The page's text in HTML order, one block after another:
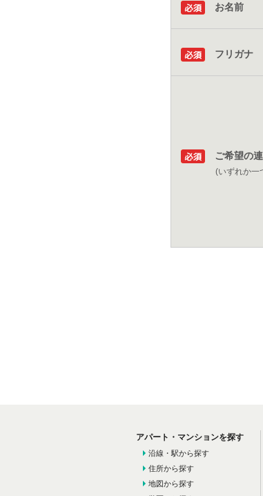
お名前
フリガナ
ご希望の
(いずれか一
アパート・マンションを探す
沿線・駅から探す
住所から探す
地図から探す